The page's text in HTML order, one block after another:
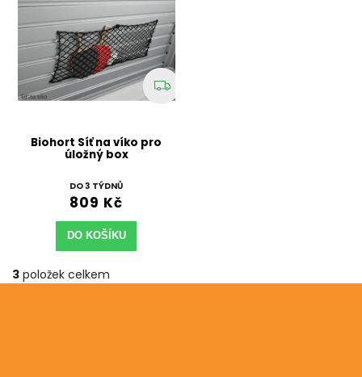
Biohort Síť na víko pro
úložný box
DO 3 TÝDNŮ
809 Kč
DO KOŠÍKU
3 položek celkem